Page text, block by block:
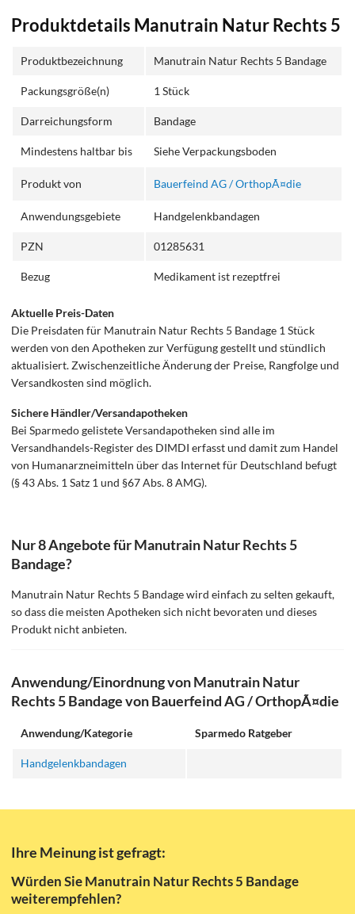
Produktdetails Manutrain Natur Rechts 5
Produktbezeichnung Manutrain Natur Rechts 5 Bandage
Packungsgröße(n) 1 Stück
Darreichungsform Bandage
Mindestens haltbar bis Siehe Verpackungsboden
Produkt von Bauerfeind AG / OrthopÃ¤die
Anwendungsgebiete Handgelenkbandagen
PZN 01285631
Bezug Medikament ist rezeptfrei
Aktuelle Preis-Daten
Die Preisdaten für Manutrain Natur Rechts 5 Bandage 1 Stück
werden von den Apotheken zur Verfügung gestellt und stündlich
aktualisiert. Zwischenzeitliche Änderung der Preise, Rangfolge und
Versandkosten sind möglich.
Sichere Händler/Versandapotheken
Bei Sparmedo gelistete Versandapotheken sind alle im
Versandhandels-Register des DIMDI erfasst und damit zum Handel
von Humanarzneimitteln über das Internet für Deutschland befugt
(§ 43 Abs. 1 Satz 1 und §67 Abs. 8 AMG).
Nur 8 Angebote für Manutrain Natur Rechts 5
Bandage?
Manutrain Natur Rechts 5 Bandage wird einfach zu selten gekauft,
so dass die meisten Apotheken sich nicht bevoraten und dieses
Produkt nicht anbieten.
Anwendung/Einordnung von Manutrain Natur
Rechts 5 Bandage von Bauerfeind AG / OrthopÃ¤die
Anwendung/Kategorie Sparmedo Ratgeber
Handgelenkbandagen
Ihre Meinung ist gefragt:
Würden Sie Manutrain Natur Rechts 5 Bandage
weiterempfehlen?